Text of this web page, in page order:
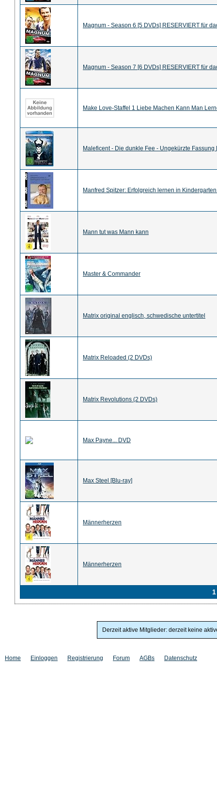
Magnum - Season 6 [5 DVDs] RESERVIERT für
Magnum - Season 7 [6 DVDs] RESERVIERT für
Make Love-Staffel 1 Liebe Machen Kann Man
Maleficent - Die dunkle Fee - Ungekürzte Fassung
Manfred Spitzer: Erfolgreich lernen in
Mann tut was Mann kann
Master & Commander
Matrix original englisch, schwedische untertitel
Matrix Reloaded (2 DVDs)
Matrix Revolutions (2 DVDs)
Max Payne... DVD
Max Steel [Blu-ray]
Männerherzen
Männerherzen
1
Derzeit aktive Mitglieder: derzeit keine
Home Einloggen Registrierung Forum AGBs Datenschutz